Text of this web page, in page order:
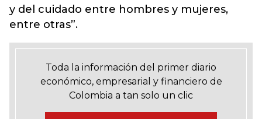
y del cuidado entre hombres y mujeres,
entre otras”.
Toda la información del primer diario
económico, empresarial y financiero de
Colombia a tan solo un clic